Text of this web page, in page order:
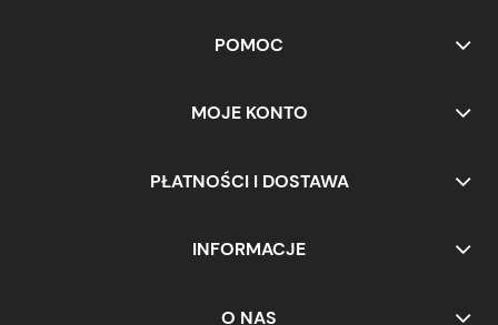
POMOC
MOJE KONTO
PŁATNOŚCI I DOSTAWA
INFORMACJE
O NAS